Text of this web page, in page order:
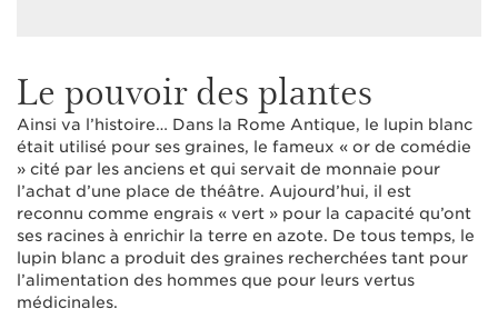
Le pouvoir des plantes
Ainsi va l’histoire… Dans la Rome Antique, le lupin blanc
était utilisé pour ses graines, le fameux « or de comédie
» cité par les anciens et qui servait de monnaie pour
l’achat d’une place de théâtre. Aujourd’hui, il est
reconnu comme engrais « vert » pour la capacité qu’ont
ses racines à enrichir la terre en azote. De tous temps, le
lupin blanc a produit des graines recherchées tant pour
l’alimentation des hommes que pour leurs vertus
médicinales.